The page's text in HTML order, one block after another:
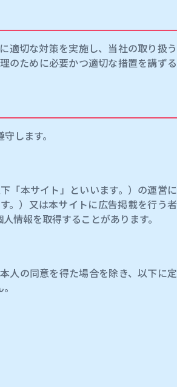
適切な対策を実施し、当社の取り扱う
のために必要かつ適切な措置を講ずる
します。
「本サイト」といいます。）の運営に
。）又は本サイトに広告掲載を行う者
情報を取得することがあります。
人の同意を得た場合を除き、以下に定